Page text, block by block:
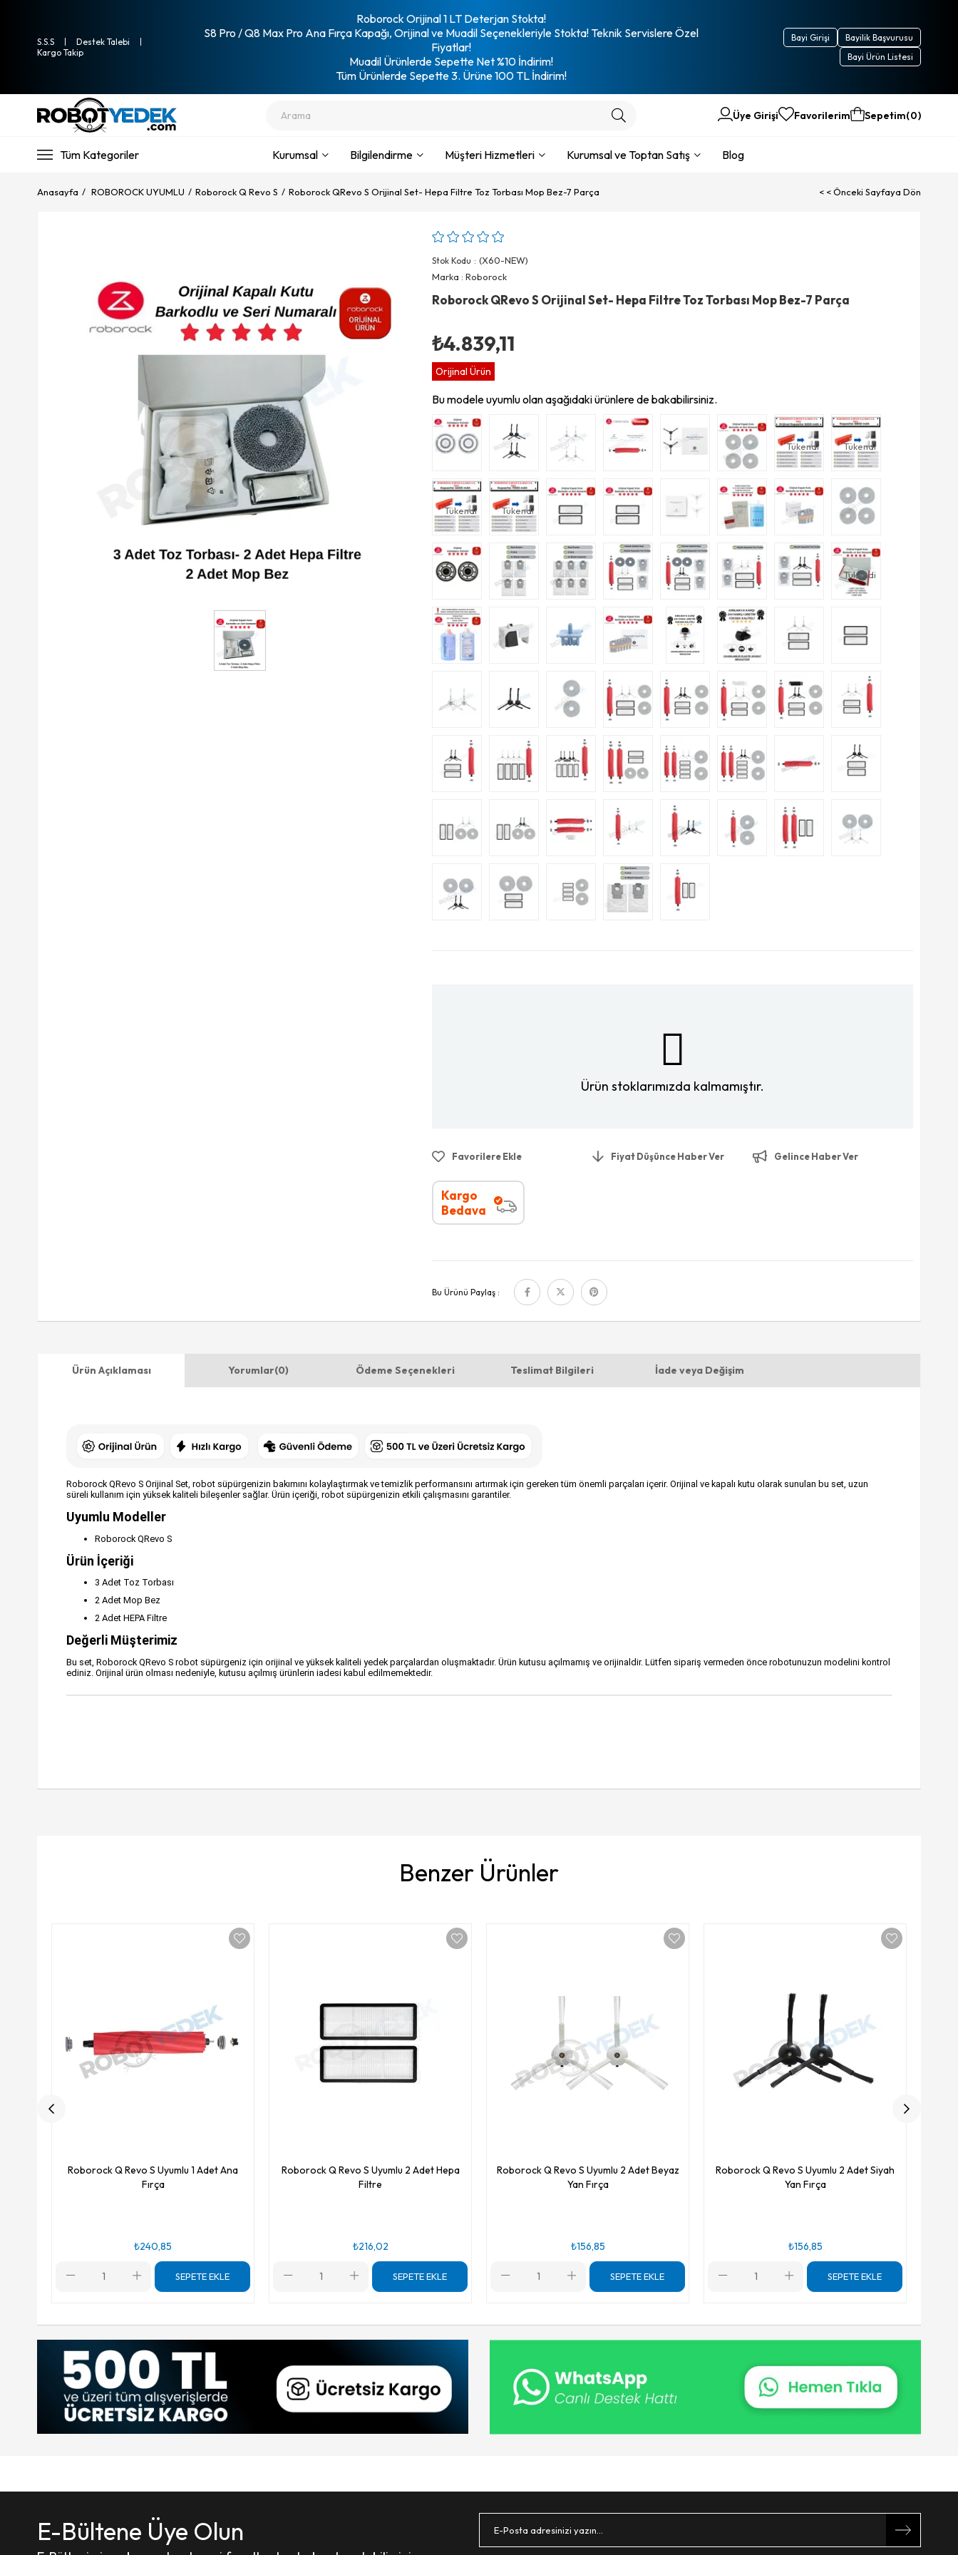
S.S.S
Destek Talebi
Kargo Takip
Roborock Orijinal 1 LT Deterjan Stokta!
S8 Pro / Q8 Max Pro Ana Fırça Kapağı, Orijinal ve Muadil Seçenekleriyle Stokta! Teknik Servislere Özel
Fiyatlar!
Muadil Ürünlerde Sepette Net %10 İndirim!
Tüm Ürünlerde Sepette 3. Ürüne 100 TL İndirim!
Bayilik Başvurusu
Bayi Girişi
Bayi Ürün Listesi
Üye Girişi Favorilerim Sepetim 0
Tüm Kategoriler Kurumsal Bilgilendirme Müşteri Hizmetleri Kurumsal ve Toptan Satış Blog
Anasayfa ROBOROCK UYUMLU Roborock Q Revo S Roborock QRevo S Orijinal Set- Hepa Filtre Toz Torbası Mop Bez-7 Parça < < Önceki Sayfaya Dön
Stok Kodu
(X60-NEW)
Marka : Roborock
Roborock QRevo S Orijinal Set- Hepa Filtre Toz Torbası Mop Bez-7 Parça
₺4.839,11
Orijinal Ürün
Bu modele uyumlu olan aşağıdaki ürünlere de bakabilirsiniz.
Tükendi Tükendi
Tükendi Tükendi
Tükendi
Ürün stoklarımızda kalmamıştır.
Favorilere Ekle Fiyat Düşünce Haber Ver Gelince Haber Ver
Kargo
Bedava
Bu Ürünü Paylaş :
Ürün Açıklaması Yorumlar(0) Ödeme Seçenekleri Teslimat Bilgileri İade veya Değişim
Roborock QRevo S Orijinal Set, robot süpürgenizin bakımını kolaylaştırmak ve temizlik performansını artırmak için gereken tüm önemli parçaları içerir. Orijinal ve kapalı kutu olarak sunulan bu set, uzun
süreli kullanım için yüksek kaliteli bileşenler sağlar. Ürün içeriği, robot süpürgenizin etkili çalışmasını garantiler.
Uyumlu Modeller
Roborock QRevo S
Ürün İçeriği
3 Adet Toz Torbası
2 Adet Mop Bez
2 Adet HEPA Filtre
Değerli Müşterimiz
Bu set, Roborock QRevo S robot süpürgeniz için orijinal ve yüksek kaliteli yedek parçalardan oluşmaktadır. Ürün kutusu açılmamış ve orijinaldir. Lütfen sipariş vermeden önce robotunuzun modelini kontrol
ediniz. Orijinal ürün olması nedeniyle, kutusu açılmış ürünlerin iadesi kabul edilmemektedir.
Benzer Ürünler
Roborock Q Revo S Uyumlu 1 Adet Ana
Fırça
₺240,85
SEPETE EKLE
Roborock Q Revo S Uyumlu 2 Adet Hepa
Filtre
₺216,02
SEPETE EKLE
Roborock Q Revo S Uyumlu 2 Adet Beyaz
Yan Fırça
₺156,85
SEPETE EKLE
Roborock Q Revo S Uyumlu 2 Adet Siyah
Yan Fırça
₺156,85
SEPETE EKLE
E-Bültene Üye Olun